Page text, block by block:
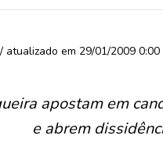
atualizado em 29/01/2009 0:00
apostam em
e abrem